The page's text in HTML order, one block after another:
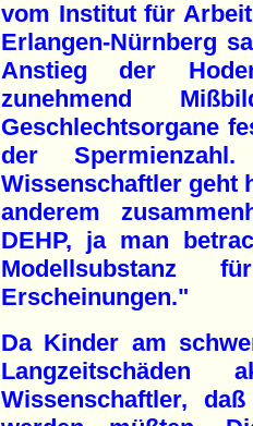
vom Institut für
Erlangen-Nürnberg
Anstieg der
zunehmend
Geschlechtsorgane
der
Wissenschaftler geht
anderem
DEHP, ja man
Modellsubstanz
Erscheinungen."
Da Kinder am
Langzeitschäden
Wissenschaftler,